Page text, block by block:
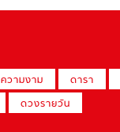
ความงาม ดารา
ดวงรายวัน